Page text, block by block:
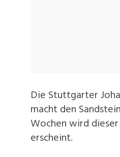
Die Stuttgarter
macht den
Wochen wird
erscheint.